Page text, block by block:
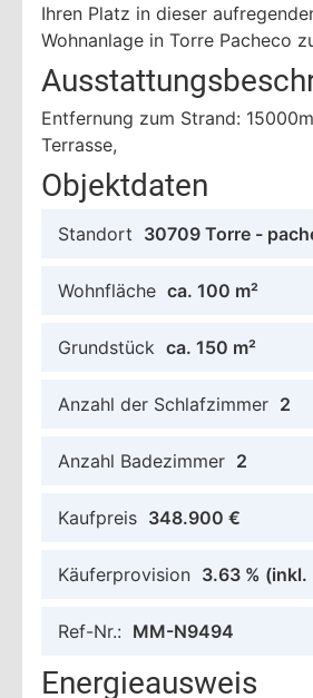
Ihren Platz in dieser
Wohnanlage in Torre Pacheco
Entfernung zum Strand:
Terrasse,
Objektdaten
Standort 30709 Torre -
Wohnfläche ca. 100 m²
Grundstück ca. 150 m²
Anzahl der Schlafzimmer 2
Anzahl Badezimmer 2
Kaufpreis 348.900 €
Käuferprovision 3.63 % (inkl.
Ref-Nr.: MM-N9494
Energieausweis